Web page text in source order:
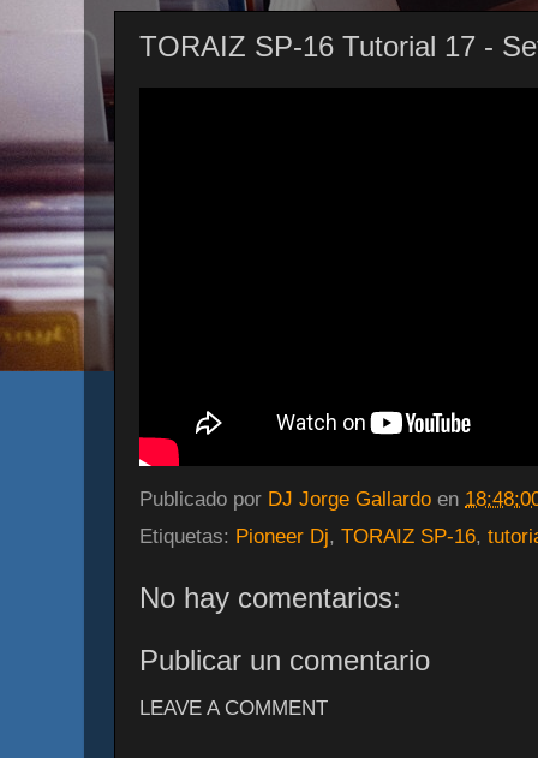
TORAIZ SP-16 Tutorial 17 -
Publicado por DJ Jorge Gallardo en
Etiquetas: Pioneer Dj, TORAIZ SP-16,
No hay comentarios:
Publicar un comentario
LEAVE A COMMENT